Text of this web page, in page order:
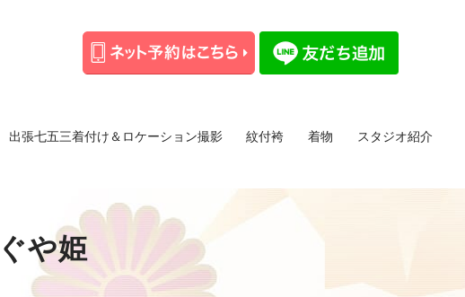
出張七五三着付け＆ロケーション撮影 紋付袴 着物
スタジオ紹介
や姫